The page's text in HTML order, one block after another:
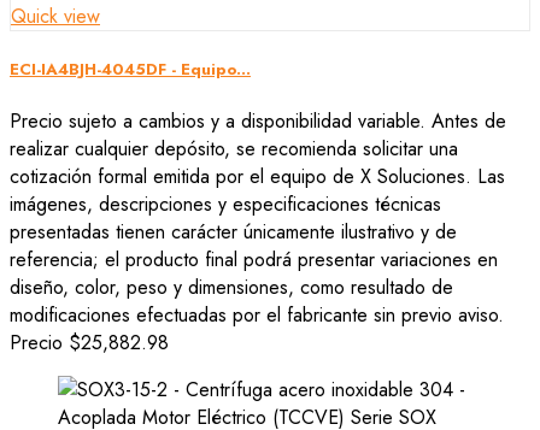
Quick view
ECI-IA4BJH-4045DF - Equipo...
Precio sujeto a cambios y a disponibilidad variable. Antes de
realizar cualquier depósito, se recomienda solicitar una
cotización formal emitida por el equipo de X Soluciones. Las
imágenes, descripciones y especificaciones técnicas
presentadas tienen carácter únicamente ilustrativo y de
referencia; el producto final podrá presentar variaciones en
diseño, color, peso y dimensiones, como resultado de
modificaciones efectuadas por el fabricante sin previo aviso.
Precio $25,882.98